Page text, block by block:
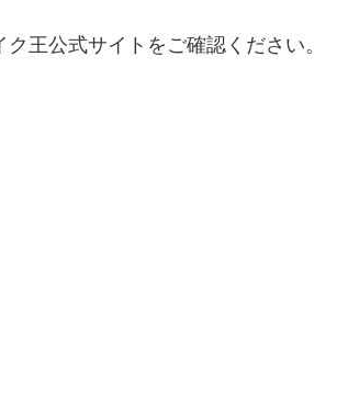
王公式サイトをご確認ください。